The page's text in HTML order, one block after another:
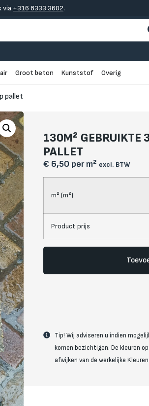
via +316 8333 3602.
Groot beton Kunststof Overig
pallet
130M² GEBRUIKTE
PALLET
€ 6,50 per m² excl. BTW
m² (m²)
Product prijs
Tip! Wij adviseren u indien
komen bezichtigen. De kleuren
afwijken van de werkelijke Kleuren.